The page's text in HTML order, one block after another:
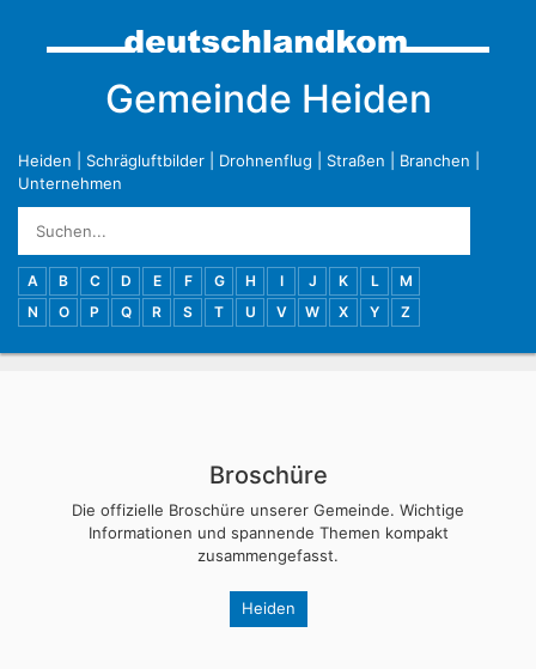
Gemeinde Heiden
Heiden Schrägluftbilder Drohnenflug Straßen Branchen
Unternehmen
A B C D E F G H I J K L
M
N
O P Q R S T U V W X Y Z
Broschüre
Die offizielle Broschüre unserer Gemeinde. Wichtige
Informationen und spannende Themen kompakt
zusammengefasst.
Heiden